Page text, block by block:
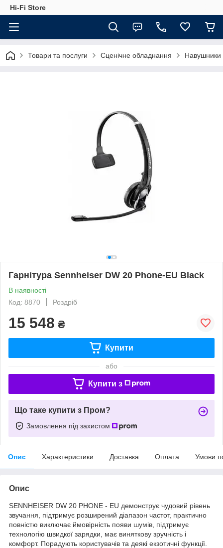
Hi-Fi Store
Товари та послуги Сценічне обладнання Навушники
Гарнітура Sennheiser DW 20 Phone-EU Black
В наявності
Код: 8870
Роздріб
15 548 ₴
Купити
або
Купити з
Що таке купити з Пром?
Замовлення під захистом
Опис Характеристики Доставка Оплата Умови
Опис
SENNHEISER DW 20 PHONE - EU демонструє чудовий рівень
звучання, підтримує розширений діапазон частот, практично
повністю виключає ймовірність появи шумів, підтримує
технологію швидкої зарядки, має виняткову зручність і
комфорт. Порадують користувачів та деякі екзотичні функції.